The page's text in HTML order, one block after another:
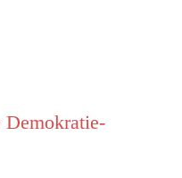
Demokratie-